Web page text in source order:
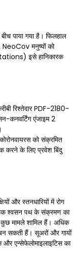
पाया गया है। फिलहाल
NeoCov मनुष्यों को
इसे हानिकारक
रिश्तेदार PDF-2180-
कनवर्टिंग एंजाइम 2
को संक्रमित
करने के लिए प्रवेश बिंदु
और स्तनधारियों में रोग
श्वसन पथ के संक्रमण का
कुछ मामले शामिल हैं। अधिक
सकती हैं। सूअरों और गायों
एन्सेफेलोमाइलाइटिस का